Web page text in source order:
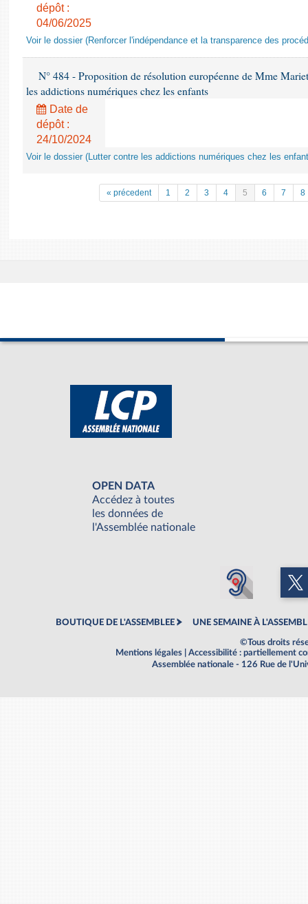
dépôt :
04/06/2025
Voir le dossier (Renforcer l'indépendance et la transparence des
N° 484 - Proposition de résolution européenne de Mme
les addictions numériques chez les enfants
Date de
dépôt :
24/10/2024
Voir le dossier (Lutter contre les addictions numériques chez les
« précedent 1 2 3 4 5 6 7 8
OPEN DATA
Accédez à toutes
les données de
l'Assemblée nationale
BOUTIQUE DE L'ASSEMBLEE UNE SEMAINE À
©Tous droits
Mentions légales
Accessibilité : partiellement
Assemblée nationale - 126 Rue de